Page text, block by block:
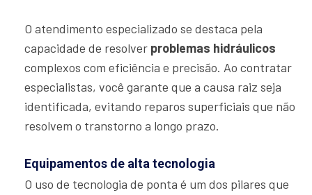
O atendimento especializado se destaca pela
capacidade de resolver problemas hidráulicos
complexos com eficiência e precisão. Ao contratar
especialistas, você garante que a causa raiz seja
identificada, evitando reparos superficiais que não
resolvem o transtorno a longo prazo.
Equipamentos de alta tecnologia
O uso de tecnologia de ponta é um dos pilares que